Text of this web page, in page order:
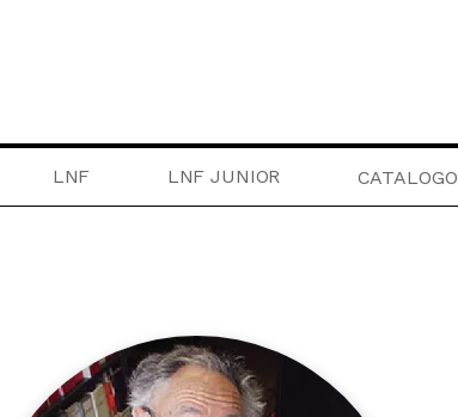
LNF LNF JUNIOR CATALOGO